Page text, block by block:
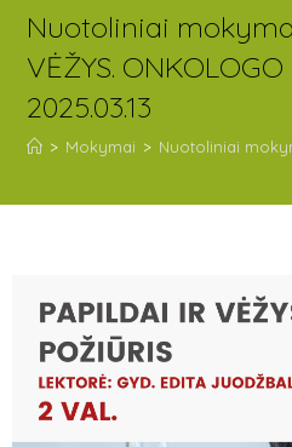
Nuotoliniai
VĖŽYS. ONKOLOGO
2025.03.13
> Mokymai > Nuotoliniai